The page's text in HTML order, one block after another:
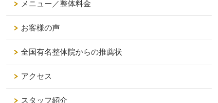
メニュー／整体料金
お客様の声
全国有名整体院からの推薦状
アクセス
スタッフ紹介